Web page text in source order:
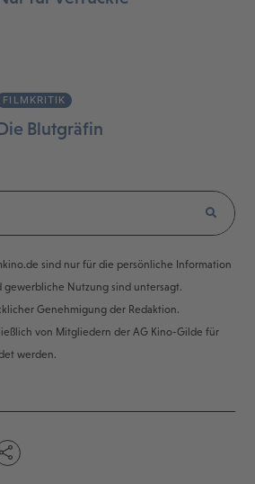
FILMKRITIK
Blutgräfin
sind nur für die persönliche Information
Nutzung sind untersagt.
Genehmigung der Redaktion.
von Mitgliedern der AG Kino-Gilde für
werden.